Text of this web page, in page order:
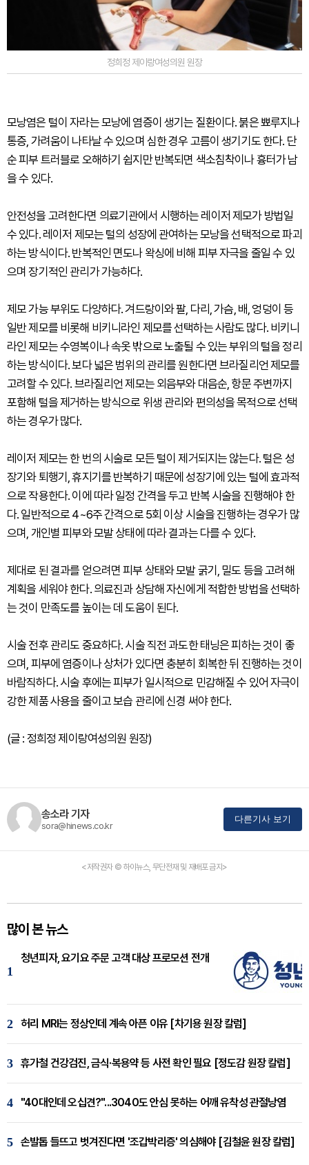
정희정 제이랑여성의원 원장
모낭염은 털이 자라는 모낭에 염증이 생기는 질환이다. 붉은 뾰루지나
통증, 가려움이 나타날 수 있으며 심한 경우 고름이 생기기도 한다. 단
순 피부 트러블로 오해하기 쉽지만 반복되면 색소침착이나 흉터가 남
을 수 있다.
안전성을 고려한다면 의료기관에서 시행하는 레이저 제모가 방법일
수 있다. 레이저 제모는 털의 성장에 관여하는 모낭을 선택적으로 파괴
하는 방식이다. 반복적인 면도나 왁싱에 비해 피부 자극을 줄일 수 있
으며 장기적인 관리가 가능하다.
제모 가능 부위도 다양하다. 겨드랑이와 팔, 다리, 가슴, 배, 엉덩이 등
일반 제모를 비롯해 비키니라인 제모를 선택하는 사람도 많다. 비키니
라인 제모는 수영복이나 속옷 밖으로 노출될 수 있는 부위의 털을 정리
하는 방식이다. 보다 넓은 범위의 관리를 원한다면 브라질리언 제모를
고려할 수 있다. 브라질리언 제모는 외음부와 대음순, 항문 주변까지
포함해 털을 제거하는 방식으로 위생 관리와 편의성을 목적으로 선택
하는 경우가 많다.
레이저 제모는 한 번의 시술로 모든 털이 제거되지는 않는다. 털은 성
장기와 퇴행기, 휴지기를 반복하기 때문에 성장기에 있는 털에 효과적
으로 작용한다. 이에 따라 일정 간격을 두고 반복 시술을 진행해야 한
다. 일반적으로 4~6주 간격으로 5회 이상 시술을 진행하는 경우가 많
으며, 개인별 피부와 모발 상태에 따라 결과는 다를 수 있다.
제대로 된 결과를 얻으려면 피부 상태와 모발 굵기, 밀도 등을 고려해
계획을 세워야 한다. 의료진과 상담해 자신에게 적합한 방법을 선택하
는 것이 만족도를 높이는 데 도움이 된다.
시술 전후 관리도 중요하다. 시술 직전 과도한 태닝은 피하는 것이 좋
으며, 피부에 염증이나 상처가 있다면 충분히 회복한 뒤 진행하는 것이
바람직하다. 시술 후에는 피부가 일시적으로 민감해질 수 있어 자극이
강한 제품 사용을 줄이고 보습 관리에 신경 써야 한다.
(글 : 정희정 제이랑여성의원 원장)
송소라 기자
sora@hinews.co.kr
다른기사 보기
<저작권자 © 하이뉴스, 무단전재 및 재배포 금지>
많이 본 뉴스
1
청년피자, 요기요 주문 고객 대상 프로모션 전개
2 허리 MRI는 정상인데 계속 아픈 이유 [차기용 원장 칼럼]
3 휴가철 건강검진, 금식·복용약 등 사전 확인 필요 [정도감 원장 칼럼]
4 "40대인데 오십견?"...3040도 안심 못하는 어깨 유착성 관절낭염
5 손발톱 들뜨고 벗겨진다면 '조갑박리증' 의심해야 [김철윤 원장 칼럼]